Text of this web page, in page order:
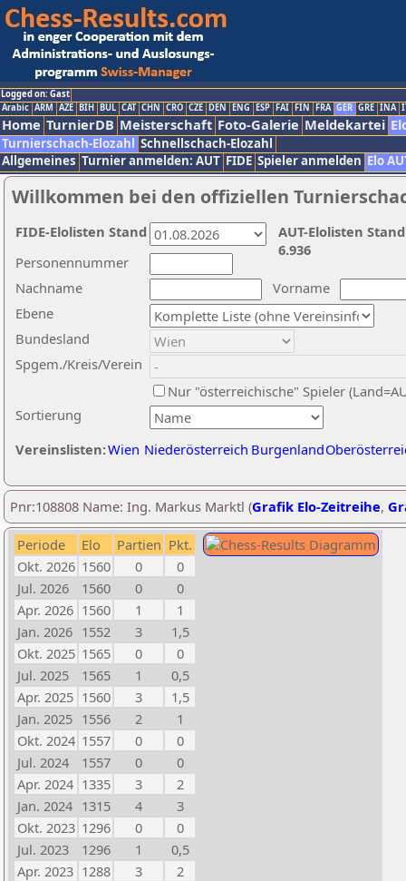
Logged on: Gast
Arabic ARM AZE BIH BUL CAT CHN CRO CZE DEN ENG ESP FAI FIN FRA GER GRE INA
Home TurnierDB Meisterschaft Foto-Galerie Meldekartei
Turnierschach-Elozahl Schnellschach-Elozahl
Allgemeines Turnier anmelden: AUT FIDE Spieler anmelden Elo
Willkommen bei den offiziellen
Nachname
Vorname
Ebene
Sortierung
Personennummer
Bundesland
Spgem./Kreis/Verein
Nur "österreichische" Spieler
Vereinslisten:Wien Niederösterreich Burgenland
AUT-Elolisten
6.936
FIDE-Elolisten Stand
Pnr:108808 Name: Ing. Markus Marktl (Grafik Elo-Zeitreihe,
Periode Elo Partien Pkt.
Okt. 2026 1560 0
0
Jul. 2026
1560 0
0
Apr. 2026 1560 1
1
Jan. 2026 1552 3
1,5
Okt. 2025 1565 0
0
Jul. 2025
1565 1
0,5
Apr. 2025 1560 3
1,5
Jan. 2025 1556 2
1
Okt. 2024 1557 0
0
Jul. 2024
1557 0
0
Apr. 2024 1335 3
2
Jan. 2024 1315 4
3
Okt. 2023 1296 0
0
Jul. 2023
1296 1
0,5
Apr. 2023 1288 3
2